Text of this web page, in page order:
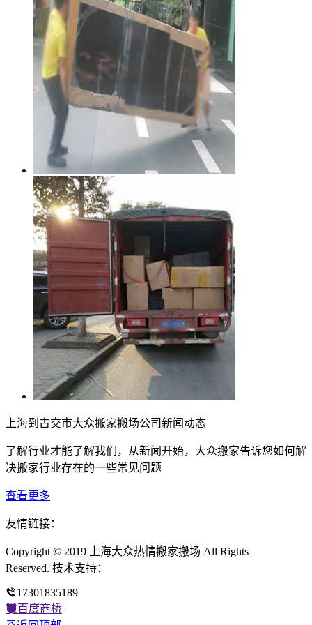
上海到古交市大众搬家搬场公司新闻动态
了解行业才能了解我们，从新闻开始，大众搬家告诉您如何解
决搬家行业存在的一些常见问题
查看更多
友情链接：
Copyright © 2019 上海大众热情搬家搬场 All Rights
Reserved. 技术支持：
17301835189
百度商桥